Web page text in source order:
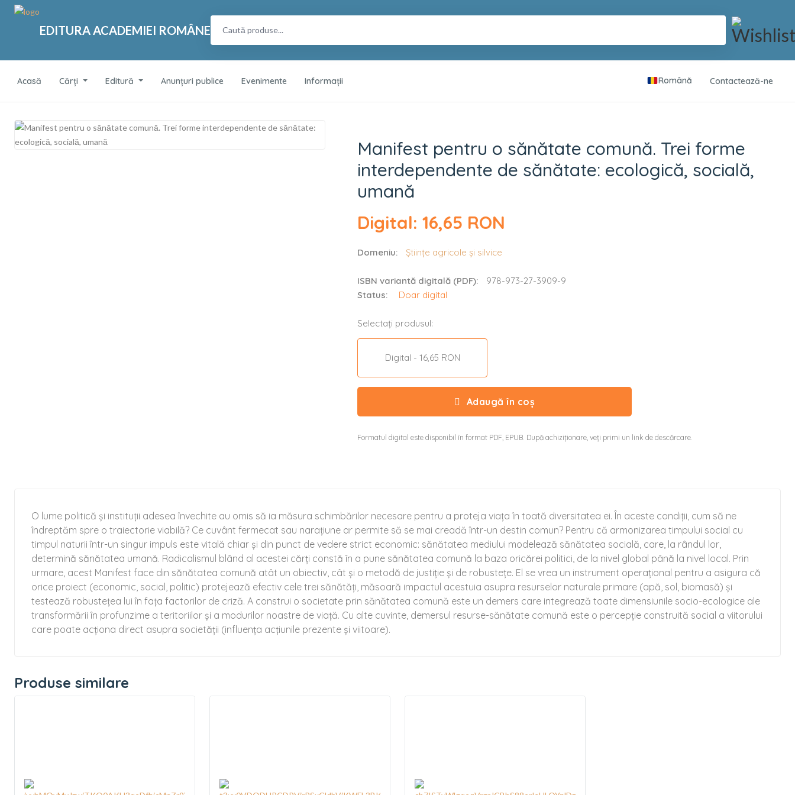
EDITURA ACADEMIEI ROMÂNE
Acasă Cărți Editură Anunțuri publice Evenimente Informații Română Contactează-ne
Manifest pentru o sănătate comună. Trei forme
Manifest pentru o sănătate comună. Trei forme
interdependente de sănătate: ecologică, socială,
umană
Digital: 16,65 RON
Domeniu: Științe agricole și silvice
ISBN variantă digitală (PDF):
978-973-27-3909-9
Status:
Doar digital
Selectați produsul:
Digital - 16,65 RON
Adaugă în coș
Formatul digital este disponibil în format PDF, EPUB. După achiziționare, veți primi un link de descărcare.
O lume politică și instituții adesea învechite au omis să ia măsura schimbărilor necesare pentru a proteja viața în toată diversitatea ei. În aceste condiții, cum să ne
îndreptăm spre o traiectorie viabilă? Ce cuvânt fermecat sau narațiune ar permite să se mai creadă într-un destin comun? Pentru că armonizarea timpului social cu
timpul naturii într-un singur impuls este vitală chiar și din punct de vedere strict economic: sănătatea mediului modelează sănătatea socială, care, la rândul lor,
determină sănătatea umană. Radicalismul blând al acestei cărți constă în a pune sănătatea comună la baza oricărei politici, de la nivel global până la nivel local. Prin
urmare, acest Manifest face din sănătatea comună atât un obiectiv, cât şi o metodă de justiție şi de robustețe. El se vrea un instrument operațional pentru a asigura că
orice proiect (economic, social, politic) protejează efectiv cele trei sănătăți, măsoară impactul acestuia asupra resurselor naturale primare (apă, sol, biomasă) și
testează robustețea lui în fața factorilor de criză. A construi o societate prin sănătatea comună este un demers care integrează toate dimensiunile socio-ecologice ale
transformării în profunzime a teritoriilor şi a modurilor noastre de viaţă. Cu alte cuvinte, demersul resurse-sănătate comună este o percepţie construită social a viitorului
care poate acţiona direct asupra societăţii (influența acțiunile prezente și viitoare).
Produse similare